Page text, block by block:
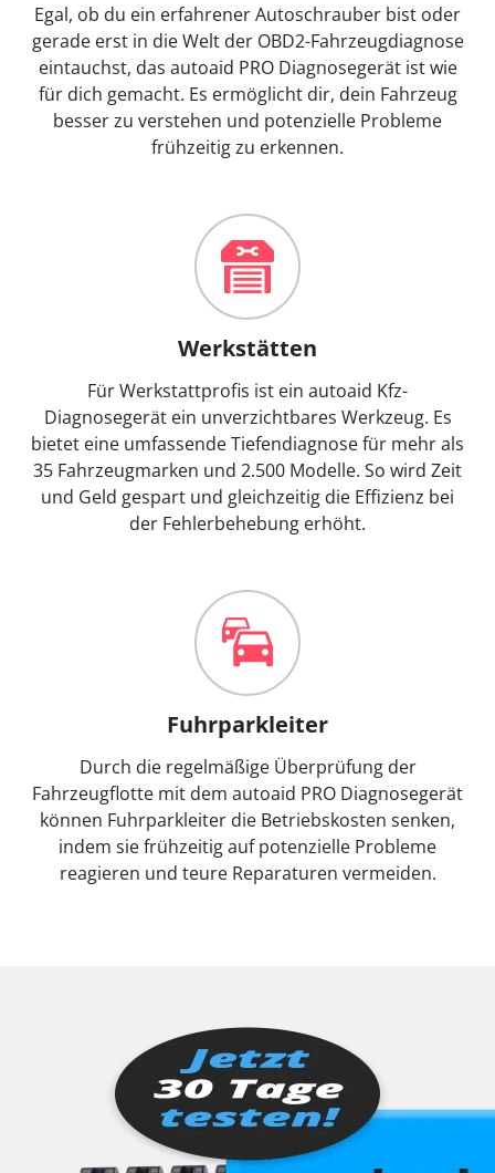
Egal, ob du ein erfahrener Autoschrauber bist oder
gerade erst in die Welt der OBD2-Fahrzeugdiagnose
eintauchst, das autoaid PRO Diagnosegerät ist wie
für dich gemacht. Es ermöglicht dir, dein Fahrzeug
besser zu verstehen und potenzielle Probleme
frühzeitig zu erkennen.
Werkstätten
Für Werkstattprofis ist ein autoaid Kfz-
Diagnosegerät ein unverzichtbares Werkzeug. Es
bietet eine umfassende Tiefendiagnose für mehr als
35 Fahrzeugmarken und 2.500 Modelle. So wird Zeit
und Geld gespart und gleichzeitig die Effizienz bei
der Fehlerbehebung erhöht.
Fuhrparkleiter
Durch die regelmäßige Überprüfung der
Fahrzeugflotte mit dem autoaid PRO Diagnosegerät
können Fuhrparkleiter die Betriebskosten senken,
indem sie frühzeitig auf potenzielle Probleme
reagieren und teure Reparaturen vermeiden.